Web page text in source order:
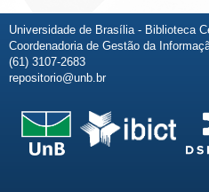
Universidade de Brasília - Biblioteca
Coordenadoria de Gestão da
(61) 3107-2683
repositorio@unb.br